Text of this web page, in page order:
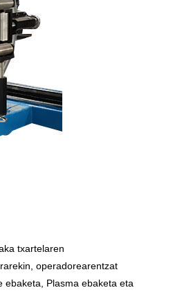
txartelaren
operadorearentzat
ebaketa, Plasma ebaketa eta